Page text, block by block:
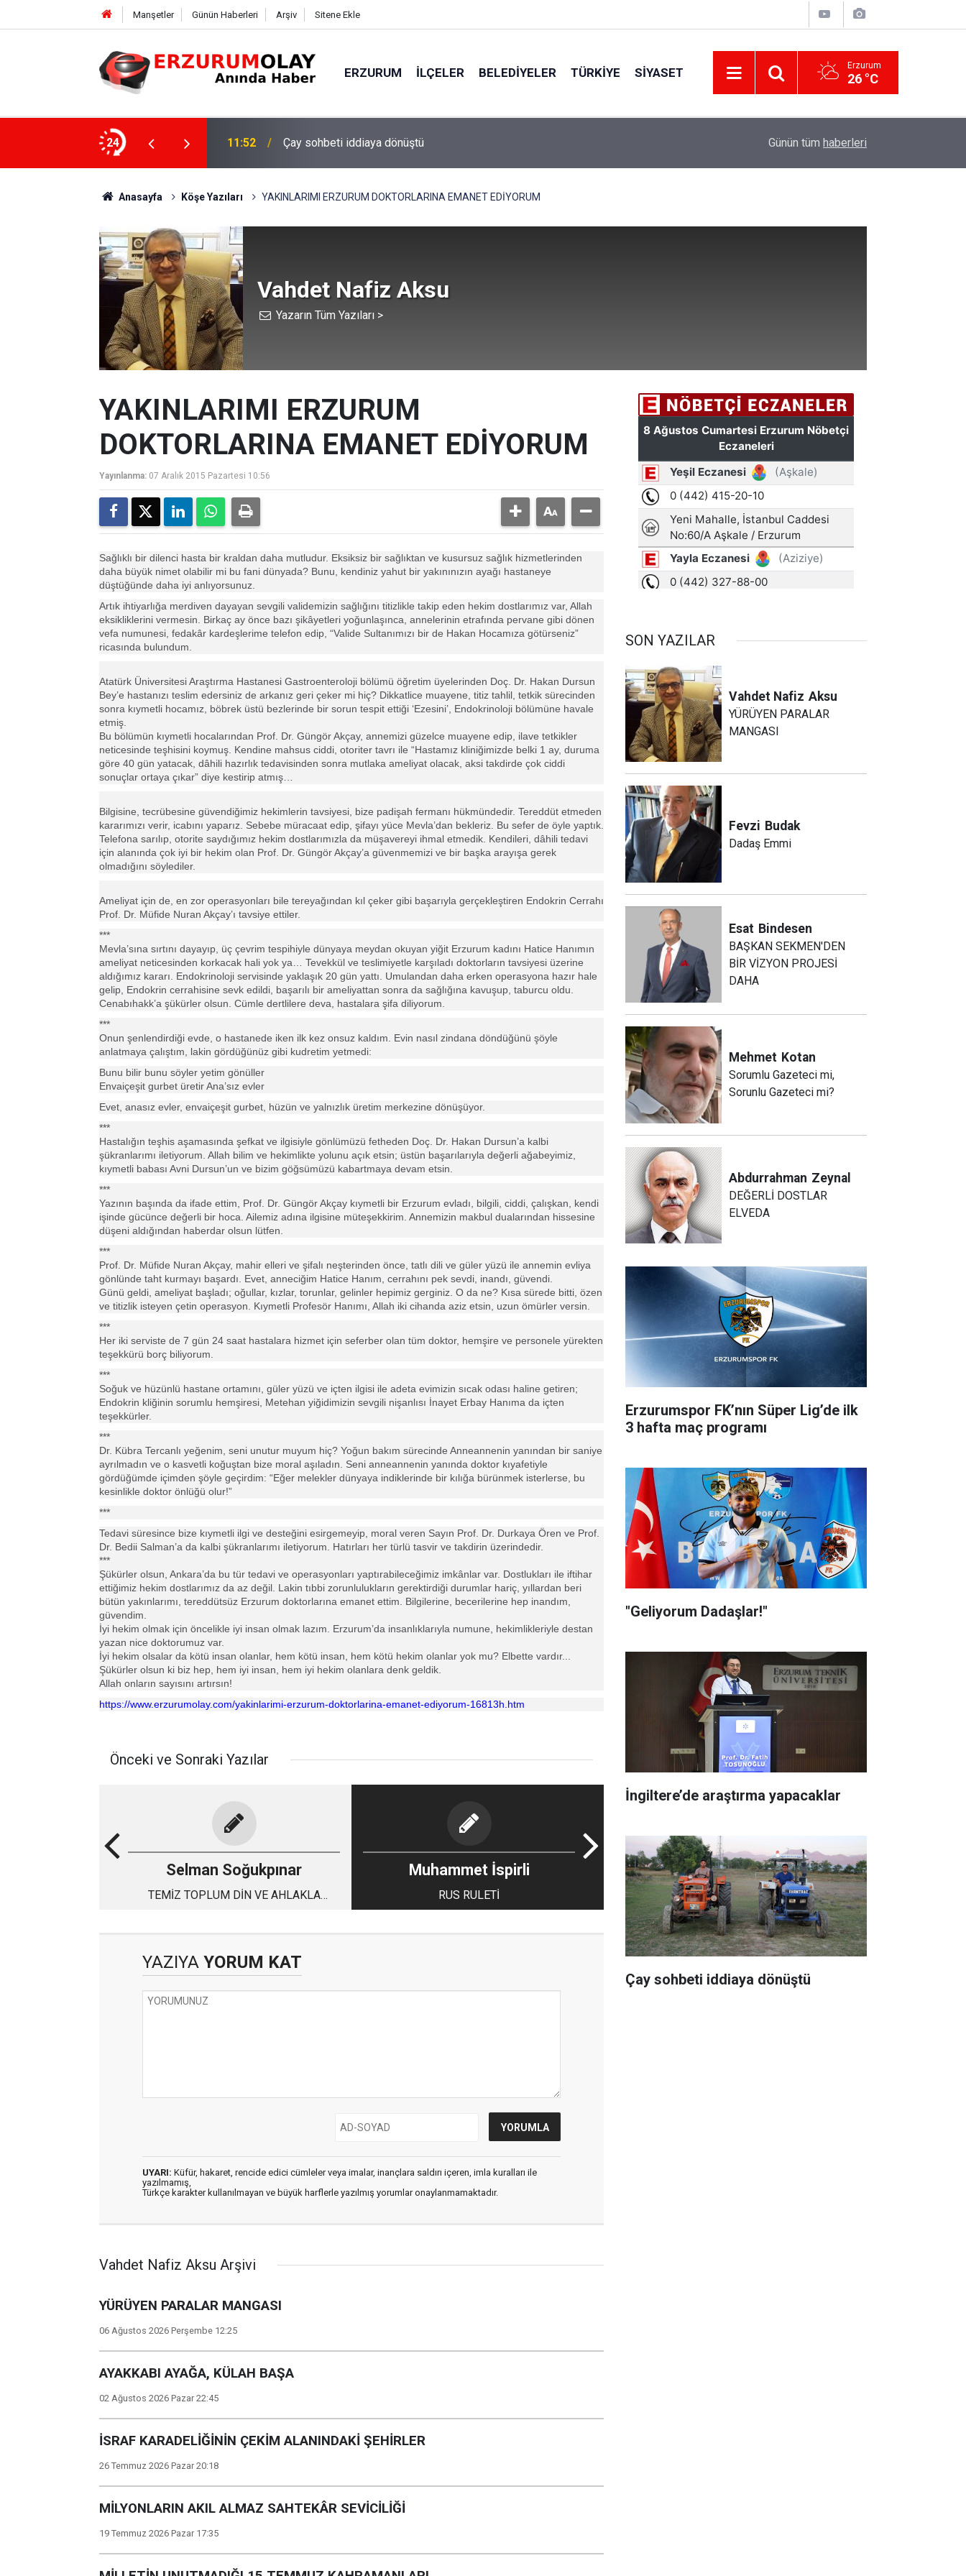
Manşetler Günün Haberleri Arşiv Sitene Ekle
ERZURUM İLÇELER BELEDIYELER TÜRKIYE SIYASET Erzurum
26 °C
24 11:52 Çay sohbeti iddiaya dönüştü Türkiye'de bir ilki yapıyor: Kilim üzerine
Günün tüm haberleri
Anasayfa Köşe Yazıları YAKINLARIMI ERZURUM DOKTORLARINA EMANET EDİYORUM
Vahdet Nafiz Aksu
Yazarın Tüm Yazıları >
YAKINLARIMI ERZURUM
DOKTORLARINA EMANET EDİYORUM
Yayınlanma: 07 Aralık 2015 Pazartesi 10:56
Sağlıklı bir dilenci hasta bir kraldan daha mutludur. Eksiksiz bir sağlıktan ve kusursuz sağlık hizmetlerinden
daha büyük nimet olabilir mi bu fani dünyada? Bunu, kendiniz yahut bir yakınınızın ayağı hastaneye
düştüğünde daha iyi anlıyorsunuz.
Artık ihtiyarlığa merdiven dayayan sevgili validemizin sağlığını titizlikle takip eden hekim dostlarımız var, Allah
eksikliklerini vermesin. Birkaç ay önce bazı şikâyetleri yoğunlaşınca, annelerinin etrafında pervane gibi dönen
vefa numunesi, fedakâr kardeşlerime telefon edip, “Valide Sultanımızı bir de Hakan Hocamıza götürseniz”
ricasında bulundum.
Atatürk Üniversitesi Araştırma Hastanesi Gastroenteroloji bölümü öğretim üyelerinden Doç. Dr. Hakan Dursun
Bey’e hastanızı teslim edersiniz de arkanız geri çeker mi hiç? Dikkatlice muayene, titiz tahlil, tetkik sürecinden
sonra kıymetli hocamız, böbrek üstü bezlerinde bir sorun tespit ettiği ‘Ezesini’, Endokrinoloji bölümüne havale
etmiş.
Bu bölümün kıymetli hocalarından Prof. Dr. Güngör Akçay, annemizi güzelce muayene edip, ilave tetkikler
neticesinde teşhisini koymuş. Kendine mahsus ciddi, otoriter tavrı ile “Hastamız kliniğimizde belki 1 ay, duruma
göre 40 gün yatacak, dâhili hazırlık tedavisinden sonra mutlaka ameliyat olacak, aksi takdirde çok ciddi
sonuçlar ortaya çıkar” diye kestirip atmış…
Bilgisine, tecrübesine güvendiğimiz hekimlerin tavsiyesi, bize padişah fermanı hükmündedir. Tereddüt etmeden
kararımızı verir, icabını yaparız. Sebebe müracaat edip, şifayı yüce Mevla’dan bekleriz. Bu sefer de öyle yaptık.
Telefona sarılıp, otorite saydığımız hekim dostlarımızla da müşavereyi ihmal etmedik. Kendileri, dâhili tedavi
için alanında çok iyi bir hekim olan Prof. Dr. Güngör Akçay’a güvenmemizi ve bir başka arayışa gerek
olmadığını söylediler.
Ameliyat için de, en zor operasyonları bile tereyağından kıl çeker gibi başarıyla gerçekleştiren Endokrin Cerrahı
Prof. Dr. Müfide Nuran Akçay’ı tavsiye ettiler.
***
Mevla’sına sırtını dayayıp, üç çevrim tespihiyle dünyaya meydan okuyan yiğit Erzurum kadını Hatice Hanımın
ameliyat neticesinden korkacak hali yok ya… Tevekkül ve teslimiyetle karşıladı doktorların tavsiyesi üzerine
aldığımız kararı. Endokrinoloji servisinde yaklaşık 20 gün yattı. Umulandan daha erken operasyona hazır hale
gelip, Endokrin cerrahisine sevk edildi, başarılı bir ameliyattan sonra da sağlığına kavuşup, taburcu oldu.
Cenabıhakk’a şükürler olsun. Cümle dertlilere deva, hastalara şifa diliyorum.
***
Onun şenlendirdiği evde, o hastanede iken ilk kez onsuz kaldım. Evin nasıl zindana döndüğünü şöyle
anlatmaya çalıştım, lakin gördüğünüz gibi kudretim yetmedi:
Bunu bilir bunu söyler yetim gönüller
Envaiçeşit gurbet üretir Ana’sız evler
Evet, anasız evler, envaiçeşit gurbet, hüzün ve yalnızlık üretim merkezine dönüşüyor.
***
Hastalığın teşhis aşamasında şefkat ve ilgisiyle gönlümüzü fetheden Doç. Dr. Hakan Dursun’a kalbi
şükranlarımı iletiyorum. Allah bilim ve hekimlikte yolunu açık etsin; üstün başarılarıyla değerli ağabeyimiz,
kıymetli babası Avni Dursun’un ve bizim göğsümüzü kabartmaya devam etsin.
***
Yazının başında da ifade ettim, Prof. Dr. Güngör Akçay kıymetli bir Erzurum evladı, bilgili, ciddi, çalışkan, kendi
işinde gücünce değerli bir hoca. Ailemiz adına ilgisine müteşekkirim. Annemizin makbul dualarından hissesine
düşeni aldığından haberdar olsun lütfen.
***
Prof. Dr. Müfide Nuran Akçay, mahir elleri ve şifalı neşterinden önce, tatlı dili ve güler yüzü ile annemin evliya
gönlünde taht kurmayı başardı. Evet, anneciğim Hatice Hanım, cerrahını pek sevdi, inandı, güvendi.
Günü geldi, ameliyat başladı; oğullar, kızlar, torunlar, gelinler hepimiz gerginiz. O da ne? Kısa sürede bitti, özen
ve titizlik isteyen çetin operasyon. Kıymetli Profesör Hanımı, Allah iki cihanda aziz etsin, uzun ömürler versin.
***
Her iki serviste de 7 gün 24 saat hastalara hizmet için seferber olan tüm doktor, hemşire ve personele yürekten
teşekkürü borç biliyorum.
***
Soğuk ve hüzünlü hastane ortamını, güler yüzü ve içten ilgisi ile adeta evimizin sıcak odası haline getiren;
Endokrin kliğinin sorumlu hemşiresi, Metehan yiğidimizin sevgili nişanlısı İnayet Erbay Hanıma da içten
teşekkürler.
***
Dr. Kübra Tercanlı yeğenim, seni unutur muyum hiç? Yoğun bakım sürecinde Anneannenin yanından bir saniye
ayrılmadın ve o kasvetli koğuştan bize moral aşıladın. Seni anneannenin yanında doktor kıyafetiyle
gördüğümde içimden şöyle geçirdim: “Eğer melekler dünyaya indiklerinde bir kılığa bürünmek isterlerse, bu
kesinlikle doktor önlüğü olur!”
***
Tedavi süresince bize kıymetli ilgi ve desteğini esirgemeyip, moral veren Sayın Prof. Dr. Durkaya Ören ve Prof.
Dr. Bedii Salman’a da kalbi şükranlarımı iletiyorum. Hatırları her türlü tasvir ve takdirin üzerindedir.
***
Şükürler olsun, Ankara’da bu tür tedavi ve operasyonları yaptırabileceğimiz imkânlar var. Dostlukları ile iftihar
ettiğimiz hekim dostlarımız da az değil. Lakin tıbbi zorunlulukların gerektirdiği durumlar hariç, yıllardan beri
bütün yakınlarımı, tereddütsüz Erzurum doktorlarına emanet ettim. Bilgilerine, becerilerine hep inandım,
güvendim.
İyi hekim olmak için öncelikle iyi insan olmak lazım. Erzurum’da insanlıklarıyla numune, hekimlikleriyle destan
yazan nice doktorumuz var.
İyi hekim olsalar da kötü insan olanlar, hem kötü insan, hem kötü hekim olanlar yok mu? Elbette vardır...
Şükürler olsun ki biz hep, hem iyi insan, hem iyi hekim olanlara denk geldik.
Allah onların sayısını artırsın!
https://www.erzurumolay.com/yakinlarimi-erzurum-doktorlarina-emanet-ediyorum-16813h.htm
Önceki ve Sonraki Yazılar
Selman Soğukpınar
TEMİZ TOPLUM DİN VE AHLAKLA
Muhammet İspirli
RUS RULETİ
YAZIYA YORUM KAT
UYARI: Küfür, hakaret, rencide edici cümleler veya imalar, inançlara saldırı içeren, imla kuralları ile
yazılmamış,
Türkçe karakter kullanılmayan ve büyük harflerle yazılmış yorumlar onaylanmamaktadır.
Vahdet Nafiz Aksu Arşivi
YÜRÜYEN PARALAR MANGASI
06 Ağustos 2026 Perşembe 12:25
AYAKKABI AYAĞA, KÜLAH BAŞA
02 Ağustos 2026 Pazar 22:45
İSRAF KARADELİĞİNİN ÇEKİM ALANINDAKİ ŞEHİRLER
26 Temmuz 2026 Pazar 20:18
MİLYONLARIN AKIL ALMAZ SAHTEKÂR SEVİCİLİĞİ
19 Temmuz 2026 Pazar 17:35
SON YAZILAR
Vahdet Nafiz Aksu
YÜRÜYEN PARALAR
MANGASI
Fevzi Budak
Dadaş Emmi
Esat Bindesen
BAŞKAN SEKMEN'DEN
BİR VİZYON PROJESİ
DAHA
Mehmet Kotan
Sorumlu Gazeteci mi,
Sorunlu Gazeteci mi?
Abdurrahman Zeynal
DEĞERLİ DOSTLAR
ELVEDA
Erzurumspor FK’nın Süper Lig’de ilk
3 hafta maç programı
"Geliyorum Dadaşlar!"
İngiltere’de araştırma yapacaklar
Çay sohbeti iddiaya dönüştü